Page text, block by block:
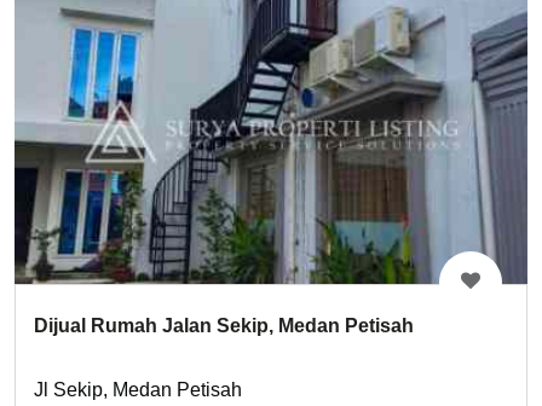
Dijual Rumah Jalan Sekip, Medan Petisah
Jl Sekip, Medan Petisah